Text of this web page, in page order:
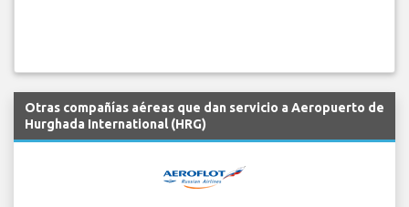
Otras compañías aéreas que dan servicio a Aeropuerto de
Hurghada International (HRG)